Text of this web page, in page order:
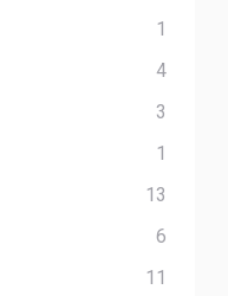
1
4
3
1
13
6
11